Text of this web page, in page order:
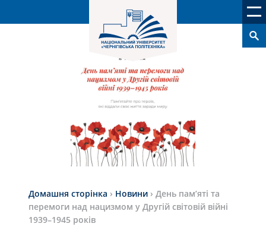
Домашня сторінка › Новини › День пам’яті та
перемоги над нацизмом у Другій світовій війні
1939–1945 років